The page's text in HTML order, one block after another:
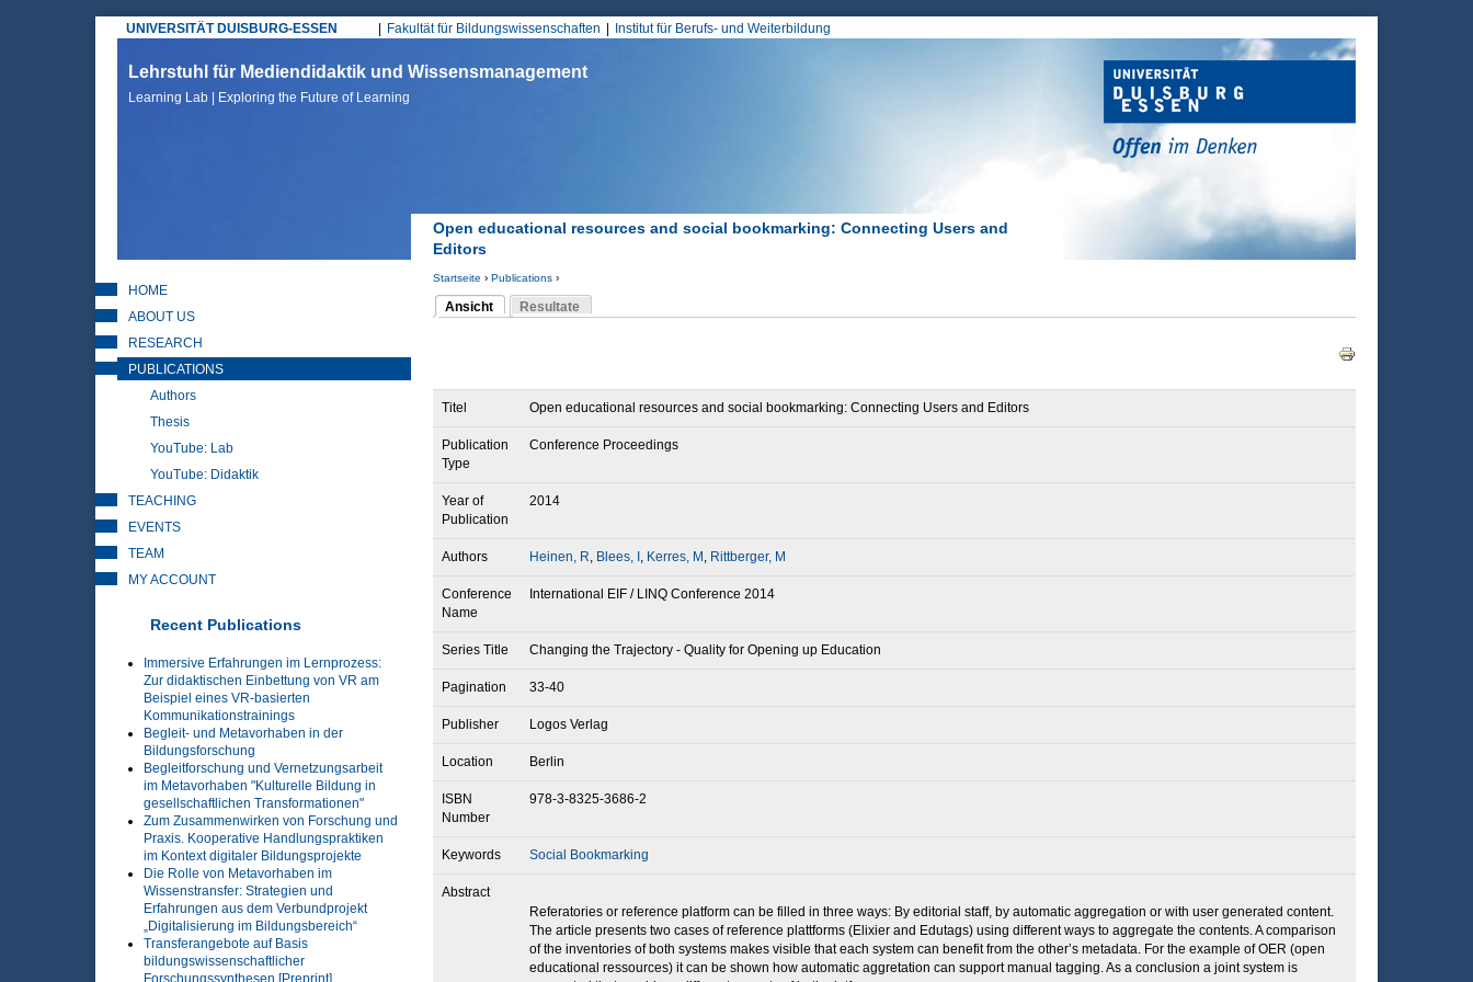
UNIVERSITÄT DUISBURG-ESSEN
Hauptmenü
Fakultät für Bildungswissenschaften Institut für Berufs- und Weiterbildung
Lehrstuhl für Mediendidaktik und Wissensmanagement
Learning Lab | Exploring the Future of Learning
Open educational resources and social bookmarking: Connecting Users and
Editors
Sie sind hier
Startseite › Publications›
Ansicht
(aktiver Reiter)
Resultate
Titel Open educational resources and social bookmarking: Connecting Users and Editors
Publication
Type
Conference Proceedings
Year of
Publication
2014
Authors Heinen, R, Blees, I , Kerres, M , Rittberger, M
Conference
Name
International EIF / LINQ Conference 2014
Series Title Changing the Trajectory - Quality for Opening up Education
Pagination 33-40
Publisher Logos Verlag
Location Berlin
ISBN
Number
978-3-8325-3686-2
Keywords Social Bookmarking
Abstract
Referatories or reference platform can be filled in three ways: By editorial staff, by automatic aggregation or with user generated content.
The article presents two cases of reference plattforms (Elixier and Edutags) using different ways to aggregate the contents. A comparison
of the inventories of both systems makes visible that each system can benefit from the other’s metadata. For the example of OER (open
educational ressources) it can be shown how automatic aggretation can support manual tagging. As a conclusion a joint system is
HOME
ABOUT US
RESEARCH
PUBLICATIONS
Authors
Thesis
YouTube: Lab
YouTube: Didaktik
TEACHING
EVENTS
TEAM
MY ACCOUNT
Recent Publications
Immersive Erfahrungen im Lernprozess:
Zur didaktischen Einbettung von VR am
Beispiel eines VR-basierten
Kommunikationstrainings
Begleit- und Metavorhaben in der
Bildungsforschung
Begleitforschung und Vernetzungsarbeit
im Metavorhaben "Kulturelle Bildung in
gesellschaftlichen Transformationen"
Zum Zusammenwirken von Forschung und
Praxis. Kooperative Handlungspraktiken
im Kontext digitaler Bildungsprojekte
Die Rolle von Metavorhaben im
Wissenstransfer: Strategien und
Erfahrungen aus dem Verbundprojekt
„Digitalisierung im Bildungsbereich“
Transferangebote auf Basis
bildungswissenschaftlicher
Forschungssynthesen [Preprint]